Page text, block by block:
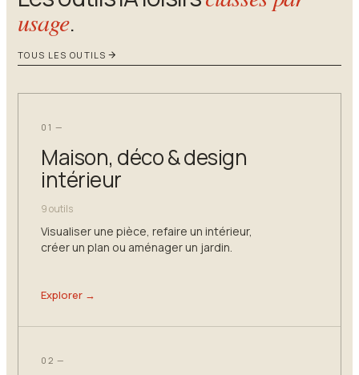
usage.
TOUS LES OUTILS
01 —
Maison, déco & design
intérieur
9 outils
Visualiser une pièce, refaire un intérieur,
créer un plan ou aménager un jardin.
Explorer →
02 —